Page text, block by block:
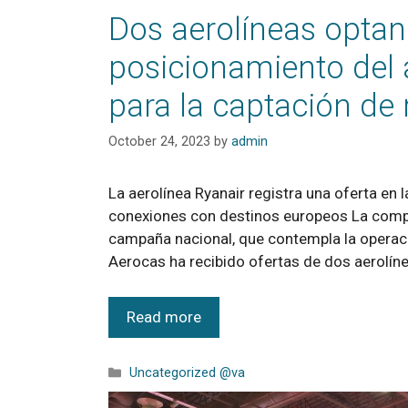
Dos aerolíneas
posicionamiento del
para la captación de
October 24, 2023 by admin
La aerolínea Ryanair registra una oferta en
conexiones con destinos europeos La
campaña nacional, que contempla la
Aerocas ha recibido ofertas de dos
Read more
Uncategorized @va